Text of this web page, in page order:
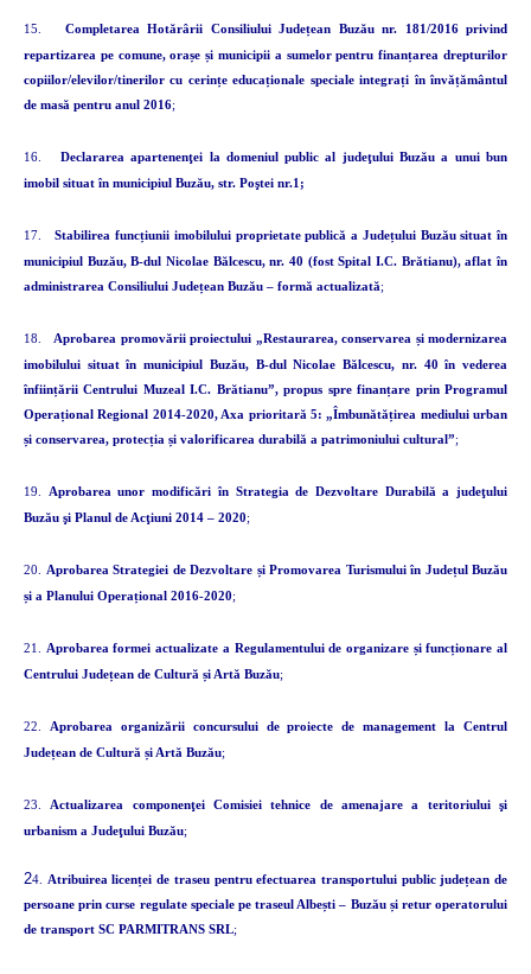
15.
Completarea Hotărârii Consiliului Județean Buzău nr. 181/2016 privind
repartizarea pe comune, orașe și municipii a sumelor pentru finanțarea drepturilor
copiilor/elevilor/tinerilor cu cerințe educaționale speciale integrați în învățământul
de masă pentru anul 2016;
16.
Declararea apartenenţei la domeniul public al judeţului Buzău a unui bun
imobil situat în municipiul Buzău, str. Poştei nr.1;
17.
Stabilirea funcțiunii imobilului proprietate publică a Județului Buzău situat în
municipiul Buzău, B-dul Nicolae Bălcescu, nr. 40 (fost Spital I.C. Brătianu), aflat în
administrarea Consiliului Județean Buzău – formă actualizată;
18.
Aprobarea promovării proiectului „Restaurarea, conservarea și modernizarea
imobilului situat în municipiul Buzău, B-dul Nicolae Bălcescu, nr. 40 în vederea
înființării Centrului Muzeal I.C. Brătianu”, propus spre finanțare prin Programul
Operațional Regional 2014-2020, Axa prioritară 5: „Îmbunătățirea mediului urban
și conservarea, protecția și valorificarea durabilă a patrimoniului cultural”;
19.
Aprobarea unor modificări în Strategia de Dezvoltare Durabilă a judeţului
Buzău şi Planul de Acţiuni 2014 – 2020;
20. Aprobarea Strategiei de Dezvoltare și Promovarea Turismului în Județul Buzău
și a Planului Operațional 2016-2020;
21. Aprobarea formei actualizate a Regulamentului de organizare și funcționare al
Centrului Județean de Cultură și Artă Buzău;
22.
Aprobarea organizării concursului de proiecte de management la Centrul
Județean de Cultură și Artă Buzău;
23.
Actualizarea componenţei Comisiei tehnice de amenajare a teritoriului şi
urbanism a Judeţului Buzău;
24. Atribuirea licenței de traseu pentru efectuarea transportului public județean de
persoane prin curse regulate speciale pe traseul Albești – Buzău și retur operatorului
de transport SC PARMITRANS SRL;